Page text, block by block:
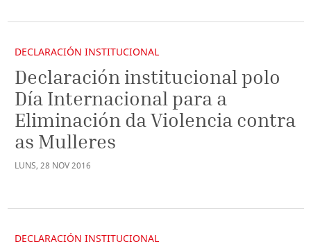
DECLARACIÓN INSTITUCIONAL
Declaración institucional polo
Día Internacional para a
Eliminación da Violencia contra
as Mulleres
LUNS, 28 NOV2016
DECLARACIÓN INSTITUCIONAL